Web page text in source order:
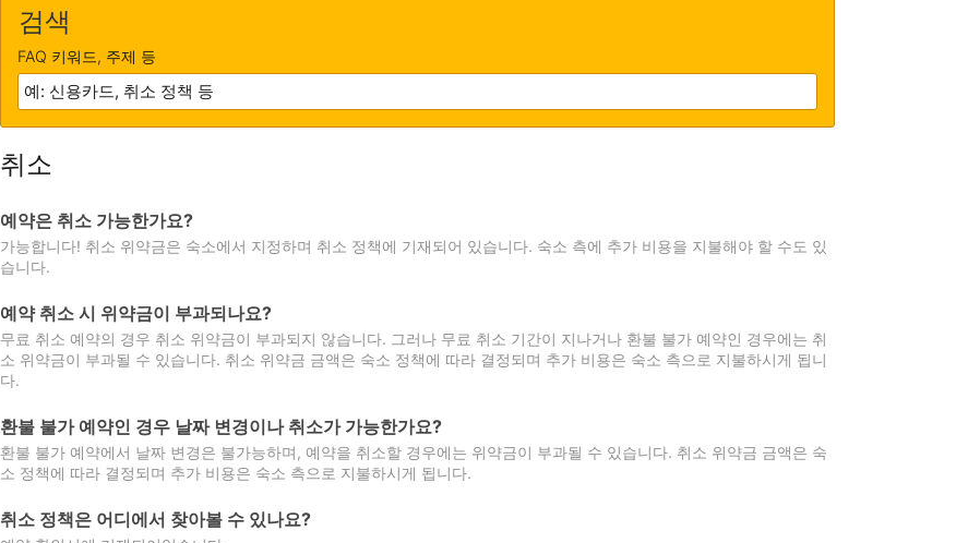
검색
FAQ 키워드, 주제 등
취소
예약은 취소 가능한가요?
가능합니다! 취소 위약금은 숙소에서 지정하며 취소 정책에 기재되어 있습니다. 숙소 측에 추가 비용을 지불해야 할 수도 있
습니다.
예약 취소 시 위약금이 부과되나요?
무료 취소 예약의 경우 취소 위약금이 부과되지 않습니다. 그러나 무료 취소 기간이 지나거나 환불 불가 예약인 경우에는 취
소 위약금이 부과될 수 있습니다. 취소 위약금 금액은 숙소 정책에 따라 결정되며 추가 비용은 숙소 측으로 지불하시게 됩니
다.
환불 불가 예약인 경우 날짜 변경이나 취소가 가능한가요?
환불 불가 예약에서 날짜 변경은 불가능하며, 예약을 취소할 경우에는 위약금이 부과될 수 있습니다. 취소 위약금 금액은 숙
소 정책에 따라 결정되며 추가 비용은 숙소 측으로 지불하시게 됩니다.
취소 정책은 어디에서 찾아볼 수 있나요?